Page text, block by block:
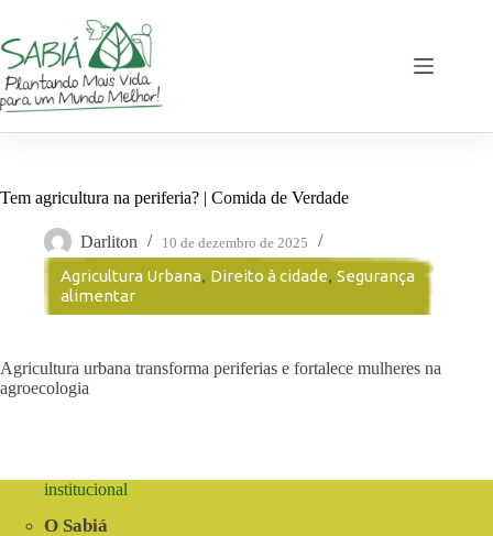
o
conteúdo
Tem agricultura na periferia? | Comida de Verdade
Darliton 10 de dezembro de 2025
Agricultura Urbana, Direito à cidade, Segurança
alimentar
Agricultura urbana transforma periferias e fortalece mulheres na
agroecologia
institucional
O Sabiá